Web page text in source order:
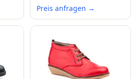
Preis anfragen →